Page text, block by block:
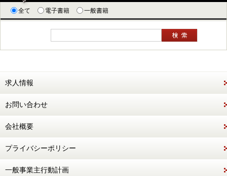
全て 電子書籍 一般書籍
求人情報
お問い合わせ
会社概要
プライバシーポリシー
一般事業主行動計画